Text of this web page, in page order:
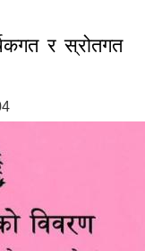
र स्रोतगत